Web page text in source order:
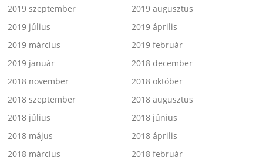
2019 szeptember
2019 augusztus
2019 július
2019 április
2019 március
2019 február
2019 január
2018 december
2018 november
2018 október
2018 szeptember
2018 augusztus
2018 július
2018 június
2018 május
2018 április
2018 március
2018 február